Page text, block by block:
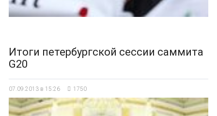
Итоги петербургской сессии саммита
G20
07.09.2013 в 15:26 1750